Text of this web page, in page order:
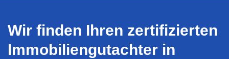
Wir finden Ihren zertifizierten
Immobiliengutachter in